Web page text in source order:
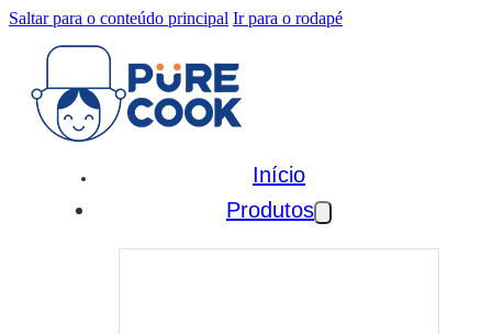
Saltar para o conteúdo principal Ir para o rodapé
Início
Produtos